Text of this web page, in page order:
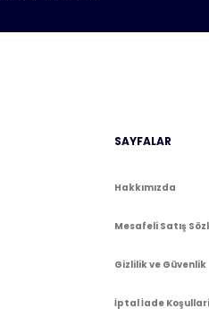
SAYFALAR
Hakkımızda
Mesafeli Satış
Gizlilik ve Güvenlik
İptal İade Koşullari